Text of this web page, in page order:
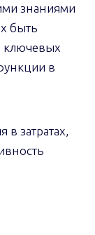
знаниями
быть
ключевых
в
затратах,